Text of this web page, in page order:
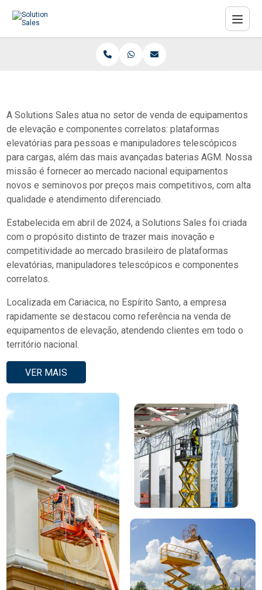
A Solutions Sales atua no setor de venda de equipamentos
de elevação e componentes correlatos: plataformas
elevatórias para pessoas e manipuladores telescópicos
para cargas, além das mais avançadas baterias AGM. Nossa
missão é fornecer ao mercado nacional equipamentos
novos e seminovos por preços mais competitivos, com alta
qualidade e atendimento diferenciado.
Estabelecida em abril de 2024, a Solutions Sales foi criada
com o propósito distinto de trazer mais inovação e
competitividade ao mercado brasileiro de plataformas
elevatórias, manipuladores telescópicos e componentes
correlatos.
Localizada em Cariacica, no Espírito Santo, a empresa
rapidamente se destacou como referência na venda de
equipamentos de elevação, atendendo clientes em todo o
território nacional.
VER MAIS